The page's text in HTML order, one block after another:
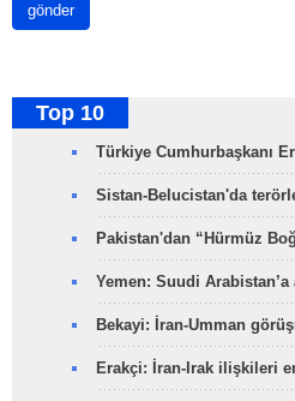
gönder
Top 10
Türkiye Cumhurbaşkanı
Sistan-Belucistan'da
Pakistan'dan “Hürmüz
Yemen: Suudi
Bekayi: İran-Umman
Erakçi: İran-Irak ilişkileri